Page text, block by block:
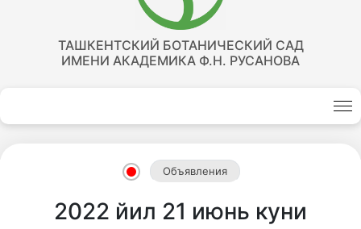
ТАШКЕНТСКИЙ БОТАНИЧЕСКИЙ САД
ИМЕНИ АКАДЕМИКА Ф.Н. РУСАНОВА
Объявления
2022 йил 21 июнь куни
Akademiklar